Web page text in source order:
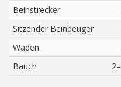
Beinstrecker
Sitzender Beinbeuger
Waden
Bauch